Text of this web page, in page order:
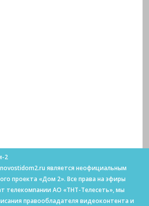
2
является неофициальным
проекта «Дом 2». Все права на эфиры
телекомпании АО «ТНТ-Телесеть», мы
правообладателя видеоконтента и